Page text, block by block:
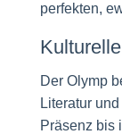
perfekten,
Der Olymp
Literatur
Präsenz bis